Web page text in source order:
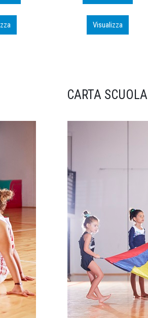
Visualizza
CARTA SCUOLA